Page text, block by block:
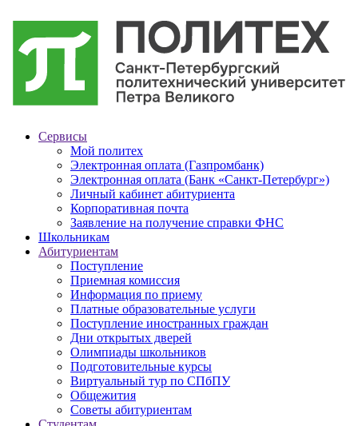
Сервисы
Мой политех
Электронная оплата (Газпромбанк)
Электронная оплата (Банк «Санкт-Петербург»)
Личный кабинет абитуриента
Корпоративная почта
Заявление на получение справки ФНС
Школьникам
Абитуриентам
Поступление
Приемная комиссия
Информация по приему
Платные образовательные услуги
Поступление иностранных граждан
Дни открытых дверей
Олимпиады школьников
Подготовительные курсы
Виртуальный тур по СПбПУ
Общежития
Советы абитуриентам